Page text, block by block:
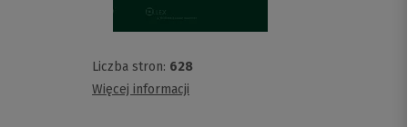
Liczba stron: 628
Więcej informacji